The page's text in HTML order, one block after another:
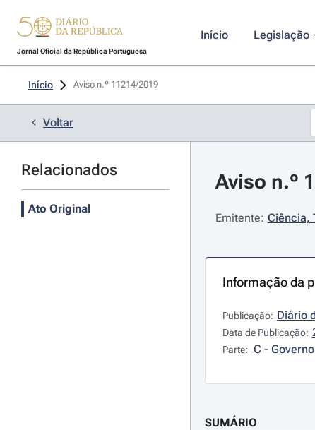
Jornal Oficial da República Portuguesa
Início Legislação
Início Aviso n.º 11214/2019
Voltar
Relacionados
Ato Original
Aviso n.º
Emitente: Ciência,
Informação da
Publicação: Diário
Data de Publicação:
Parte: C -
SUMÁRIO